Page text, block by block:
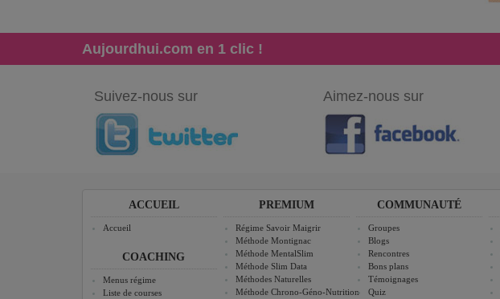
Aujourdhui.com en 1 clic !
Suivez-nous sur Aimez-nous sur
ACCUEIL
Accueil
COACHING
Menus régime
Liste de courses
PREMIUM
Régime Savoir Maigrir
Méthode Montignac
Méthode MentalSlim
Méthode Slim Data
Méthodes Naturelles
Méthode Chrono-Géno-Nutrition
COMMUNAUTÉ
Groupes
Blogs
Rencontres
Bons plans
Témoignages
Quiz